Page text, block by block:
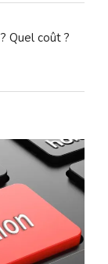
Quel coût ?